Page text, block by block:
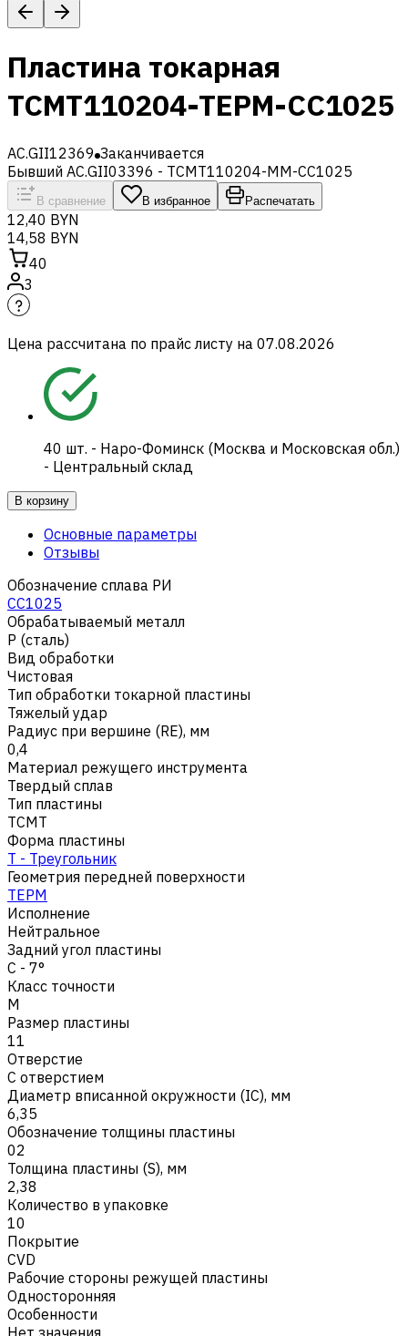
Пластина токарная
TCMT110204-TEPM-CC1025
AC.GII12369 Заканчивается
Бывший AC.GII03396 - TCMT110204-MM-CC1025
В сравнение В избранное Распечатать
12,40 BYN
14,58 BYN
40
3
Цена рассчитана по прайс листу на 07.08.2026
40 шт. - Наро-Фоминск (Москва и Московская обл.)
- Центральный склад
В корзину
Основные параметры
Отзывы
Обозначение сплава РИ
CC1025
Обрабатываемый металл
Р (сталь)
Вид обработки
Чистовая
Тип обработки токарной пластины
Тяжелый удар
Радиус при вершине (RE), мм
0,4
Материал режущего инструмента
Твердый сплав
Тип пластины
TCMT
Форма пластины
T - Треугольник
Геометрия передней поверхности
TEPM
Исполнение
Нейтральное
Задний угол пластины
C - 7°
Класс точности
M
Размер пластины
11
Отверстие
С отверстием
Диаметр вписанной окружности (IC), мм
6,35
Обозначение толщины пластины
02
Толщина пластины (S), мм
2,38
Количество в упаковке
10
Покрытие
CVD
Рабочие стороны режущей пластины
Односторонняя
Особенности
Нет значения